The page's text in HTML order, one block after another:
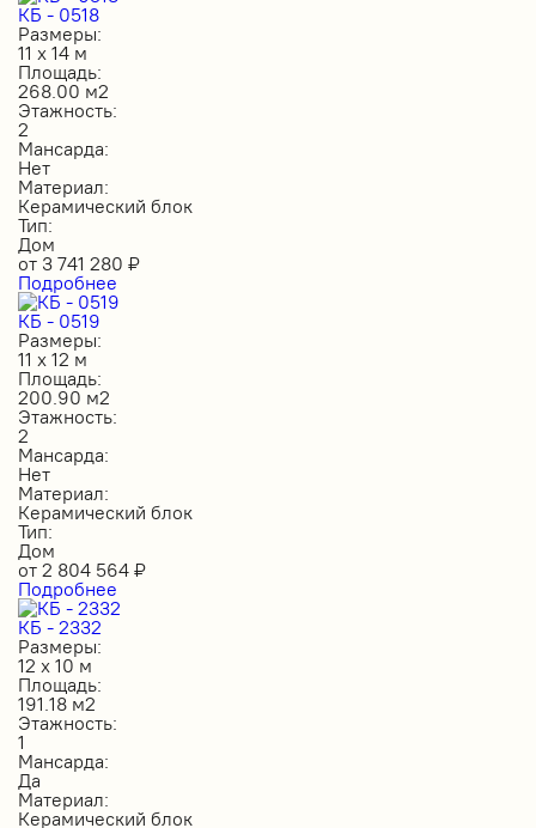
КБ - 0518
Размеры:
11 х 14 м
Площадь:
268.00 м2
Этажность:
2
Мансарда:
Нет
Материал:
Керамический блок
Тип:
Дом
от 3 741 280 ₽
Подробнее
КБ - 0519
Размеры:
11 х 12 м
Площадь:
200.90 м2
Этажность:
2
Мансарда:
Нет
Материал:
Керамический блок
Тип:
Дом
от 2 804 564 ₽
Подробнее
КБ - 2332
Размеры:
12 х 10 м
Площадь:
191.18 м2
Этажность:
1
Мансарда:
Да
Материал:
Керамический блок